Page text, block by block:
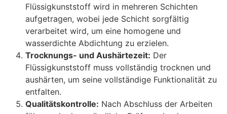
Flüssigkunststoff wird in mehreren Schichten
aufgetragen, wobei jede Schicht sorgfältig
verarbeitet wird, um eine homogene und
wasserdichte Abdichtung zu erzielen.
Trocknungs- und Aushärtezeit: Der
Flüssigkunststoff muss vollständig trocknen und
aushärten, um seine vollständige Funktionalität zu
entfalten.
Qualitätskontrolle: Nach Abschluss der Arbeiten